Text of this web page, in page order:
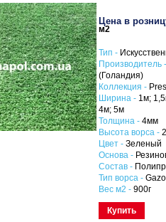
Цена в
м2
Тип -
Производитель -
(Голандия)
Коллекция -
Ширина - 1м;
4м; 5м
Толщина - 4мм
Высота ворса -
Цвет - Зеленый
Основа -
Состав -
Тип ворса -
Вес м2 - 900г
Купить